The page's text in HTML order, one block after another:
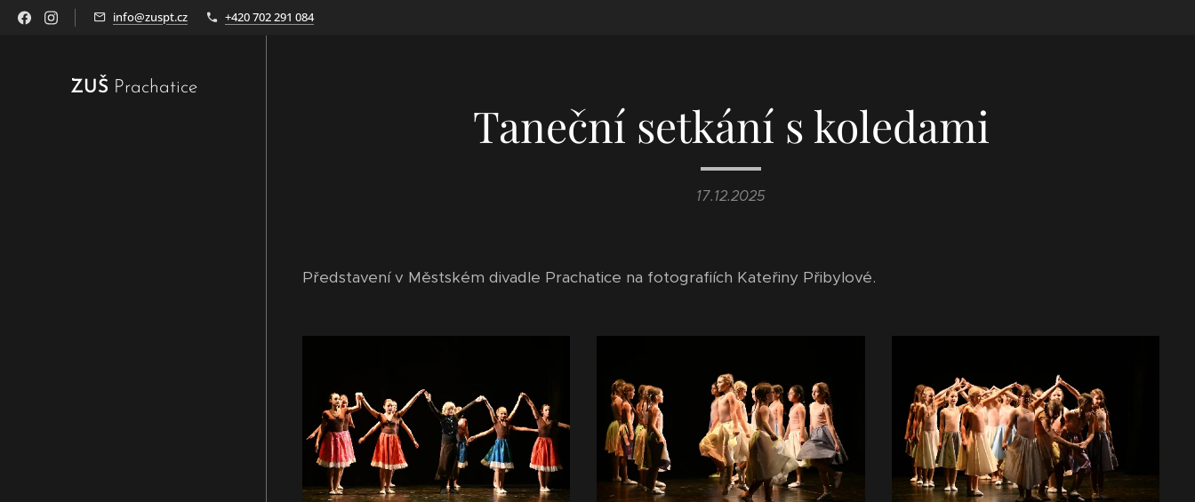
info@zuspt.cz +420 702 291 084
ZUŠ Prachatice
Taneční setkání s koledami
17.12.2025
Představení v Městském divadle Prachatice na fotografiích Kateřiny Přibylové.